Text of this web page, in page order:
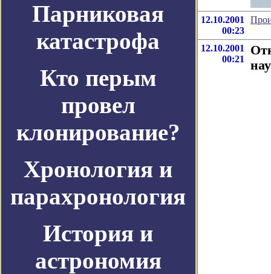
Парниковая
катастрофа
Кто перым
провел
клонирование?
Хронология и
парахронология
История и
астрономия
12.10.2001
00:23
12.10.2001
00:21